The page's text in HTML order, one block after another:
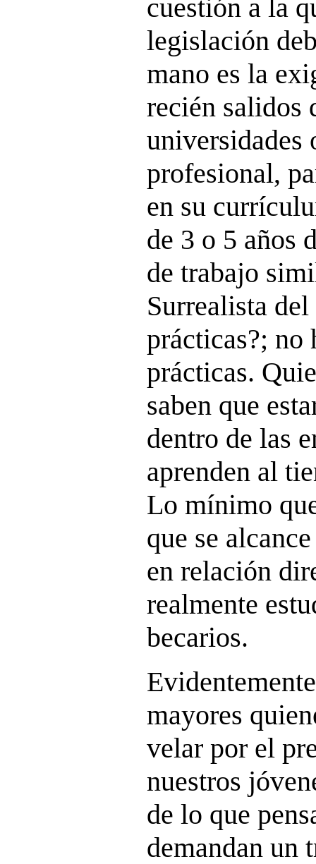
cuestión a la
legislación
mano es la
recién salidos
universidades
profesional,
en su
de 3 o 5 años
de trabajo
Surrealista
prácticas?; no
prácticas.
saben que
dentro de las
aprenden al
Lo mínimo
que se
en relación
realmente
becarios.
mayores
velar por el
nuestros
de lo que
demandan un